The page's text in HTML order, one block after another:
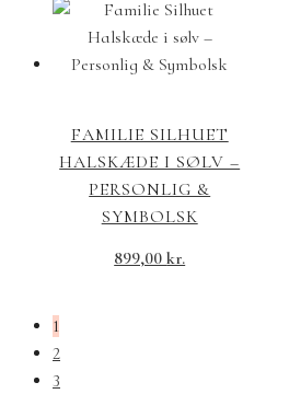
FAMILIE SILHUET
HALSKÆDE I SØLV –
PERSONLIG &
SYMBOLSK
899,00kr.
1
2
3